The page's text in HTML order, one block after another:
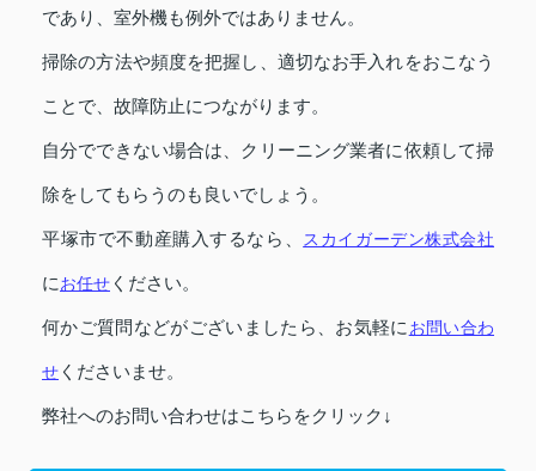
であり、室外機も例外ではありません。
掃除の方法や頻度を把握し、適切なお手入れをおこなう
ことで、故障防止につながります。
自分でできない場合は、クリーニング業者に依頼して掃
除をしてもらうのも良いでしょう。
平塚市で不動産購入するなら、 スカイガーデン株式会社
にお任せ ください。
何かご質問などがございましたら、お気軽に お問い合わ
せ くださいませ。
弊社へのお問い合わせはこちらをクリック↓